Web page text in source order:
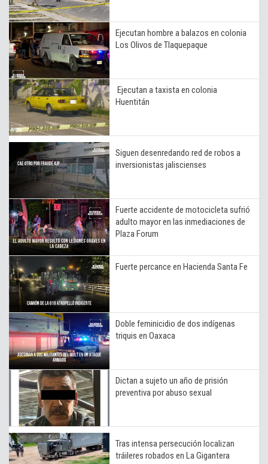
Ejecutan hombre a balazos en colonia
Los Olivos de Tlaquepaque
Ejecutan a taxista en colonia
Huentitán
Siguen desenredando red de robos a
inversionistas jaliscienses
Fuerte accidente de motocicleta sufrió
adulto mayor en las inmediaciones de
Plaza Forum
Fuerte percance en Hacienda Santa Fe
Doble feminicidio de dos indígenas
triquis en Oaxaca
Dictan a sujeto un año de prisión
preventiva por abuso sexual
Tras intensa persecución localizan
tráileres robados en La Gigantera